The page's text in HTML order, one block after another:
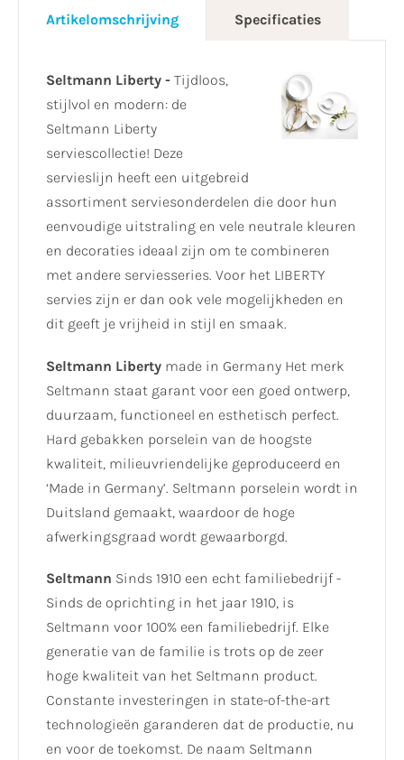
Artikelomschrijving Specificaties
Seltmann Liberty - Tijdloos,
stijlvol en modern: de
Seltmann Liberty
serviescollectie! Deze
servieslijn heeft een uitgebreid
assortiment serviesonderdelen die door hun
eenvoudige uitstraling en vele neutrale kleuren
en decoraties ideaal zijn om te combineren
met andere serviesseries. Voor het LIBERTY
servies zijn er dan ook vele mogelijkheden en
dit geeft je vrijheid in stijl en smaak.
Seltmann Liberty made in Germany Het merk
Seltmann staat garant voor een goed ontwerp,
duurzaam, functioneel en esthetisch perfect.
Hard gebakken porselein van de hoogste
kwaliteit, milieuvriendelijke geproduceerd en
‘Made in Germany’. Seltmann porselein wordt in
Duitsland gemaakt, waardoor de hoge
afwerkingsgraad wordt gewaarborgd.
Seltmann Sinds 1910 een echt familiebedrijf -
Sinds de oprichting in het jaar 1910, is
Seltmann voor 100% een familiebedrijf. Elke
generatie van de familie is trots op de zeer
hoge kwaliteit van het Seltmann product.
Constante investeringen in state-of-the-art
technologieën garanderen dat de productie, nu
en voor de toekomst. De naam Seltmann